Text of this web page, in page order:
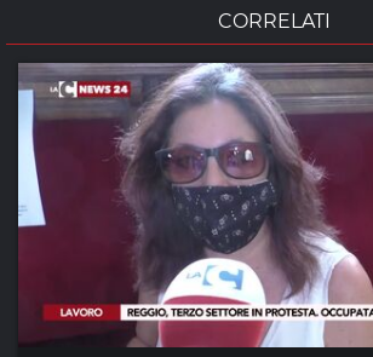
CORRELATI